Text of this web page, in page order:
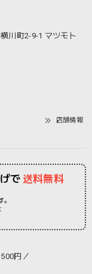
川町2-9-1 マツモト
店舗情報
で 送料無料
。
円／